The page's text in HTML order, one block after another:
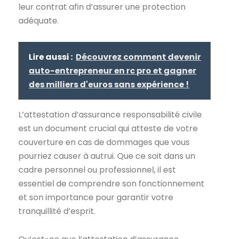
leur contrat afin d’assurer une protection
adéquate.
Lire aussi : Découvrez comment devenir
auto-entrepreneur en rc pro et gagner
des milliers d'euros sans expérience !
L’attestation d’assurance responsabilité civile
est un document crucial qui atteste de votre
couverture en cas de dommages que vous
pourriez causer à autrui. Que ce soit dans un
cadre personnel ou professionnel, il est
essentiel de comprendre son fonctionnement
et son importance pour garantir votre
tranquillité d’esprit.